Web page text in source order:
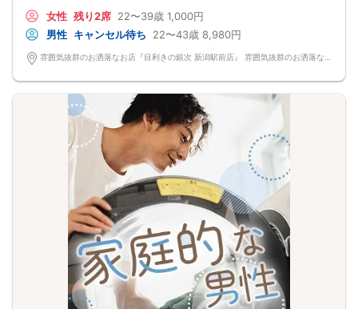
◇◆◇◆◇◆◇◆◇◆◇◆◇◆◇◆◇◆◇
□受付は開始10分前からとさせて頂きます。
□開催店舗様には『街コンで来ました』とお伝えください。受付まで案内させて
頂きます。
□当日現金支払いの方は受付にて参加費をお支払い下さい。
または13：00以降にキャンセルにより最少催行人数を下回った場合は、中止と
いたします。
□最少催行人数が男性2名・女性2名以上からとなっております。
（男女比の調整を行っておりますが、キャンセル等によって変動がある場合がご
ざいます。原則、男女比に関わらず,最少催行人数を下回った場合に限り、「中
止」及び「返金」させて頂きます。）
女性 残り2席 22〜39歳 1,000円
男性 キャンセル待ち 22〜43歳 8,980円
雰囲気抜群のお洒落なお店『目利きの銀次 新潟駅前店』 雰囲気抜群のお洒落なお店『目利きの銀次 新潟駅前店』